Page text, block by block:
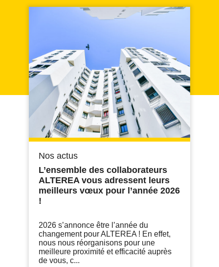
Nos actus
L’ensemble des collaborateurs
ALTEREA vous adressent leurs
meilleurs vœux pour l’année 2026
!
2026 s’annonce être l’année du
changement pour ALTEREA ! En effet,
nous nous réorganisons pour une
meilleure proximité et efficacité auprès
de vous, c...